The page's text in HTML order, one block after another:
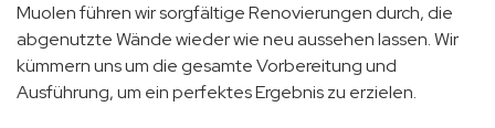
Muolen führen wir sorgfältige Renovierungen durch, die
abgenutzte Wände wieder wie neu aussehen lassen. Wir
kümmern uns um die gesamte Vorbereitung und
Ausführung, um ein perfektes Ergebnis zu erzielen.